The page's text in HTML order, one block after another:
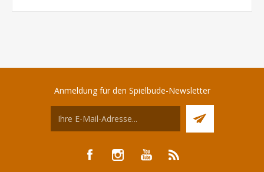
Anmeldung für den Spielbude-Newsletter